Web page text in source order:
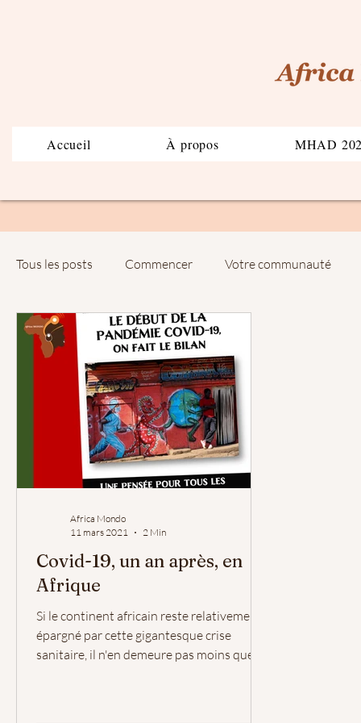
Accueil À propos MHAD
Tous les posts Commencer Votre communauté
Africa Mondo
11 mars 2021
2 Min
Covid-19, un an après, en
Afrique
Si le continent africain reste relativement
épargné par cette gigantesque crise
sanitaire, il n'en demeure pas moins que la